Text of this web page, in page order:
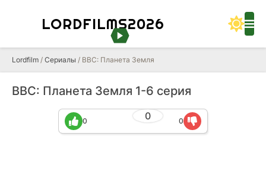
LORDFILMS2026
Lordfilm / Сериалы / BBC: Планета Земля
BBC: Планета Земля 1-6 серия
0
0 0